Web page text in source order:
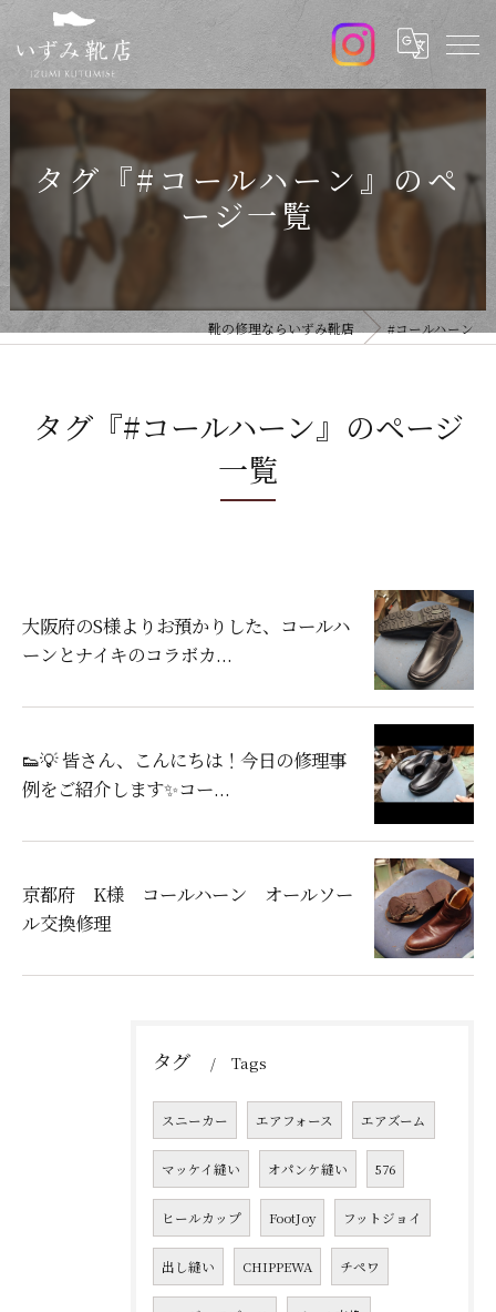
タグ『#コールハーン』のペ
ージ一覧
靴の修理ならいずみ靴店 #コールハーン
タグ『#コールハーン』のページ
一覧
大阪府のS様よりお預かりした、コールハ
ーンとナイキのコラボカ...
👟💡 皆さん、こんにちは！今日の修理事
例をご紹介します✨コー...
京都府 K様 コールハーン オールソー
ル交換修理
タグ Tags
スニーカー エアフォース エアズーム
マッケイ縫い オパンケ縫い 576
ヒールカップ FootJoy フットジョイ
出し縫い CHIPPEWA チペワ